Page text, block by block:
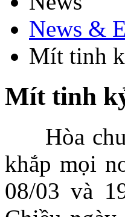
News &
Mít tinh
Mít tinh
Hòa
khắp mọi
08/03 và